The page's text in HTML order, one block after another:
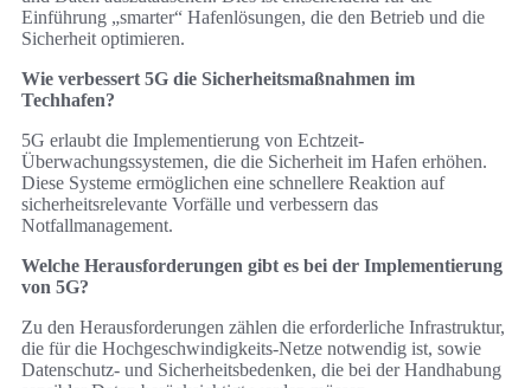
Einführung „smarter“ Hafenlösungen, die den Betrieb und die
Sicherheit optimieren.
Wie verbessert 5G die Sicherheitsmaßnahmen im
Techhafen?
5G erlaubt die Implementierung von Echtzeit-
Überwachungssystemen, die die Sicherheit im Hafen erhöhen.
Diese Systeme ermöglichen eine schnellere Reaktion auf
sicherheitsrelevante Vorfälle und verbessern das
Notfallmanagement.
Welche Herausforderungen gibt es bei der Implementierung
von 5G?
Zu den Herausforderungen zählen die erforderliche Infrastruktur,
die für die Hochgeschwindigkeits-Netze notwendig ist, sowie
Datenschutz- und Sicherheitsbedenken, die bei der Handhabung